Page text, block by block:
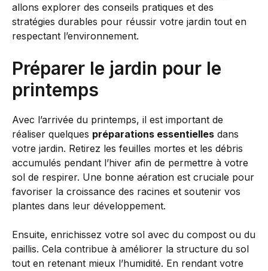
allons explorer des conseils pratiques et des
stratégies durables pour réussir votre jardin tout en
respectant l’environnement.
Préparer le jardin pour le
printemps
Avec l’arrivée du printemps, il est important de
réaliser quelques préparations essentielles dans
votre jardin. Retirez les feuilles mortes et les débris
accumulés pendant l’hiver afin de permettre à votre
sol de respirer. Une bonne aération est cruciale pour
favoriser la croissance des racines et soutenir vos
plantes dans leur développement.
Ensuite, enrichissez votre sol avec du compost ou du
paillis. Cela contribue à améliorer la structure du sol
tout en retenant mieux l’humidité. En rendant votre